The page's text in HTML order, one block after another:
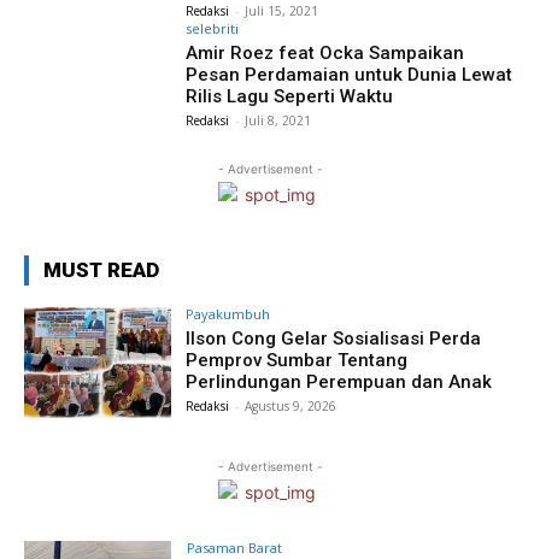
Redaksi - Juli 15, 2021
selebriti
Amir Roez feat Ocka Sampaikan
Pesan Perdamaian untuk Dunia Lewat
Rilis Lagu Seperti Waktu
Redaksi - Juli 8, 2021
- Advertisement -
MUST READ
Payakumbuh
Ilson Cong Gelar Sosialisasi Perda
Pemprov Sumbar Tentang
Perlindungan Perempuan dan Anak
Redaksi - Agustus 9, 2026
- Advertisement -
Pasaman Barat